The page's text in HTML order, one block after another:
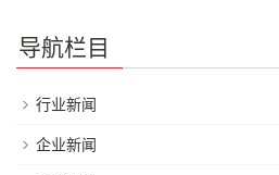
导航栏目
行业新闻
企业新闻